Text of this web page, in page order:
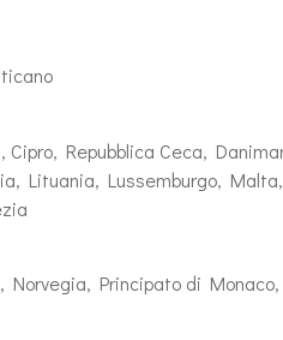
Repubblica Ceca,
Lituania, Lussemburgo,
Principato di